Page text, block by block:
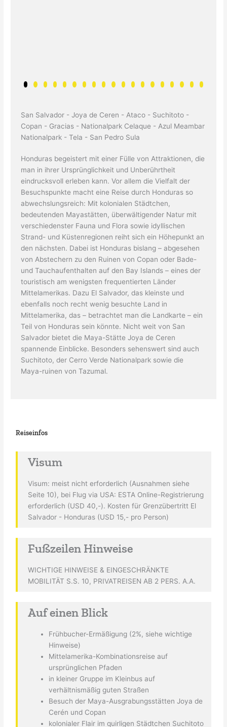
San Salvador - Joya de Ceren - Ataco - Suchitoto -
Copan - Gracias - Nationalpark Celaque - Azul Meambar
Nationalpark - Tela - San Pedro Sula
Honduras begeistert mit einer Fülle von Attraktionen, die
man in ihrer Ursprünglichkeit und Unberührtheit
eindrucksvoll erleben kann. Vor allem die Vielfalt der
Besuchspunkte macht eine Reise durch Honduras so
abwechslungsreich: Mit kolonialen Städtchen,
bedeutenden Mayastätten, überwältigender Natur mit
verschiedenster Fauna und Flora sowie idyllischen
Strand- und Küstenregionen reiht sich ein Höhepunkt an
den nächsten. Dabei ist Honduras bislang – abgesehen
von Abstechern zu den Ruinen von Copan oder Bade-
und Tauchaufenthalten auf den Bay Islands – eines der
touristisch am wenigsten frequentierten Länder
Mittelamerikas. Dazu El Salvador, das kleinste und
ebenfalls noch recht wenig besuchte Land in
Mittelamerika, das – betrachtet man die Landkarte – ein
Teil von Honduras sein könnte. Nicht weit von San
Salvador bietet die Maya-Stätte Joya de Ceren
spannende Einblicke. Besonders sehenswert sind auch
Suchitoto, der Cerro Verde Nationalpark sowie die
Maya-ruinen von Tazumal.
Reiseinfos
Visum
Visum: meist nicht erforderlich (Ausnahmen siehe
Seite 10), bei Flug via USA: ESTA Online-Registrierung
erforderlich (USD 40,-). Kosten für Grenzübertritt El
Salvador - Honduras (USD 15,- pro Person)
Fußzeilen Hinweise
WICHTIGE HINWEISE & EINGESCHRÄNKTE
MOBILITÄT S.S. 10, PRIVATREISEN AB 2 PERS. A.A.
Auf einen Blick
Frühbucher-Ermäßigung (2%, siehe wichtige
Hinweise)
Mittelamerika-Kombinationsreise auf
ursprünglichen Pfaden
in kleiner Gruppe im Kleinbus auf
verhältnismäßig guten Straßen
Besuch der Maya-Ausgrabungsstätten Joya de
Cerén und Copan
kolonialer Flair im quirligen Städtchen Suchitoto